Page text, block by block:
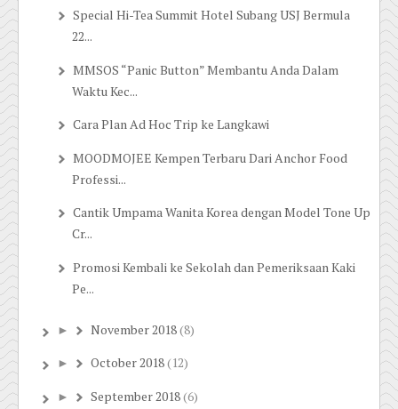
Special Hi-Tea Summit Hotel Subang USJ Bermula
22...
MMSOS “Panic Button” Membantu Anda Dalam
Waktu Kec...
Cara Plan Ad Hoc Trip ke Langkawi
MOODMOJEE Kempen Terbaru Dari Anchor Food
Professi...
Cantik Umpama Wanita Korea dengan Model Tone Up
Cr...
Promosi Kembali ke Sekolah dan Pemeriksaan Kaki
Pe...
► November 2018(8)
► October 2018(12)
► September 2018(6)